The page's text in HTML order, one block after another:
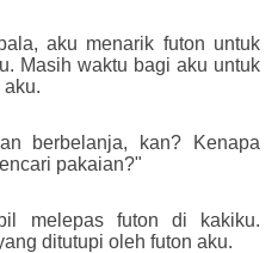
aku menarik futon untuk
Masih waktu bagi aku untuk
aku.
berbelanja, kan? Kenapa
pakaian?"
melepas futon di kakiku.
ditutupi oleh futon aku.